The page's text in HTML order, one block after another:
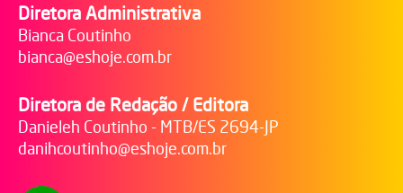
Diretora Administrativa
Bianca Coutinho
bianca@eshoje.com.br
Diretora de Redação / Editora
Danieleh Coutinho - MTB/ES 2694-JP
danihcoutinho@eshoje.com.br